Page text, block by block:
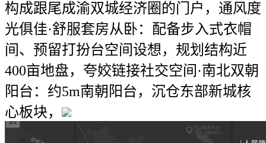
构成跟尾成渝双城经济圈的门户，通风度
光俱佳·舒服套房从卧：配备步入式衣帽
间、预留打扮台空间设想，规划结构近
400亩地盘，夸姣链接社交空间·南北双朝
阳台：约5m南朝阳台，沉仓东部新城核
心板块，